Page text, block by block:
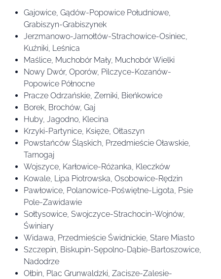
Gajowice, Gądów-Popowice Południowe,
Grabiszyn-Grabiszynek
Jerzmanowo-Jarnołtów-Strachowice-Osiniec,
Kuźniki, Leśnica
Maślice, Muchobór Mały, Muchobór Wielki
Nowy Dwór, Oporów, Pilczyce-Kozanów-
Popowice Północne
Pracze Odrzańskie, Żerniki, Bieńkowice
Borek, Brochów, Gaj
Huby, Jagodno, Klecina
Krzyki-Partynice, Księże, Ołtaszyn
Powstańców Śląskich, Przedmieście Oławskie,
Tarnogaj
Wojszyce, Karłowice-Różanka, Kleczków
Kowale, Lipa Piotrowska, Osobowice-Rędzin
Pawłowice, Polanowice-Poświętne-Ligota, Psie
Pole-Zawidawie
Sołtysowice, Swojczyce-Strachocin-Wojnów,
Świniary
Widawa, Przedmieście Świdnickie, Stare Miasto
Szczepin, Biskupin-Sępolno-Dąbie-Bartoszowice,
Nadodrze
Ołbin, Plac Grunwaldzki, Zacisze-Zalesie-